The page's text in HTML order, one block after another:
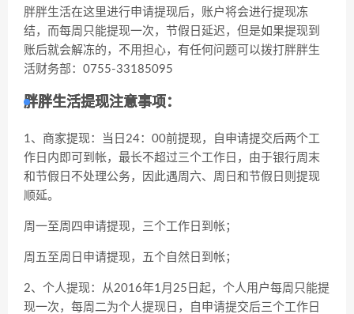
胖胖生活在这里进行申请提现后，账户将会进行提现冻
结，而每周只能提现一次，节假日延迟，但是如果提现到
账后就会解冻的，不用担心，有任何问题可以拨打胖胖生
活财务部：0755-33185095
胖胖生活提现注意事项：
1、商家提现：当日24：00前提现，自申请提交后两个工
作日内即可到帐，最长不超过三个工作日，由于银行周末
和节假日不处理公务，因此遇周六、周日和节假日则提现
顺延。
周一至周四申请提现，三个工作日到帐；
周五至周日申请提现，五个自然日到帐；
2、个人提现：从2016年1月25日起，个人用户每周只能提
现一次，每周二为个人提现日，自申请提交后三个工作日